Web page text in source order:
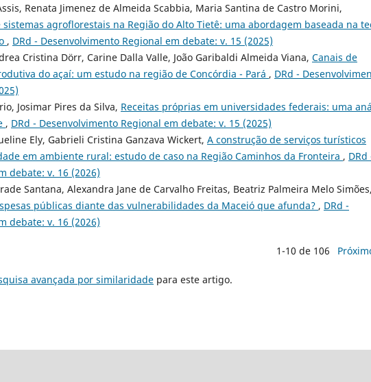
Renata Jimenez de Almeida Scabbia, Maria Santina de Castro Morini,
agroflorestais na Região do Alto Tietê: uma abordagem baseada na
, DRd - Desenvolvimento Regional em debate: v. 15 (2025)
Cristina Dörr, Carine Dalla Valle, João Garibaldi Almeida Viana, Canais de
do açaí: um estudo na região de Concórdia - Pará , DRd -
Josimar Pires da Silva, Receitas próprias em universidades federais: uma
, DRd - Desenvolvimento Regional em debate: v. 15 (2025)
Ely, Gabrieli Cristina Ganzava Wickert, A construção de serviços turísticos
em ambiente rural: estudo de caso na Região Caminhos da Fronteira , DRd
debate: v. 16 (2026)
Santana, Alexandra Jane de Carvalho Freitas, Beatriz Palmeira Melo Simões,
públicas diante das vulnerabilidades da Maceió que afunda? , DRd -
debate: v. 16 (2026)
1-10 de 106
avançada por similaridade para este artigo.